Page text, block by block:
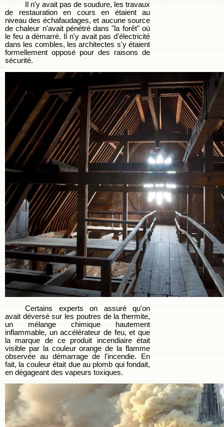
Il n'y avait pas de soudure, les travaux
de restauration en cours en étaient au
niveau des échafaudages, et aucune source
de chaleur n'avait pénétré dans "la forêt" où
le feu a démarré. Il n'y avait pas d'électricité
dans les combles, les architectes s'y étaient
formellement opposé pour des raisons de
sécurité.
Certains experts on assuré qu'on
avait déversé sur les poutres de la thermite,
un mélange chimique hautement
inflammable, un accélérateur de feu, et que
la marque de ce produit incendiaire était
visible par la couleur orange de la flamme
observée au démarrage de l'incendie. En
fait, la couleur était due au plomb qui fondait,
en dégageant des vapeurs toxiques.